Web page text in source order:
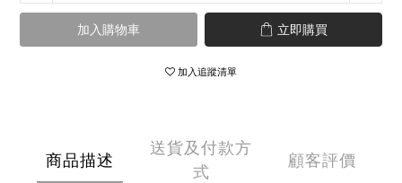
加入購物車 立即購買
加入追蹤清單
商品描述
送貨及付款方
式
顧客評價